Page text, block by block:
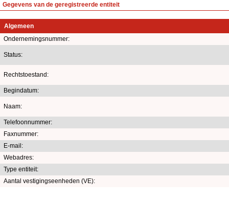
Gegevens van de geregistreerde entiteit
Algemeen
Ondernemingsnummer:
Status:
Rechtstoestand:
Begindatum:
Naam:
Telefoonnummer:
Faxnummer:
E-mail:
Webadres:
Type entiteit:
Aantal vestigingseenheden (VE):